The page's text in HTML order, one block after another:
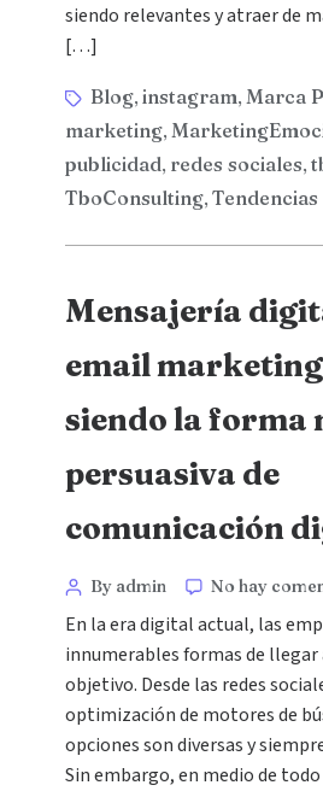
siendo relevantes y atraer de
[…]
Blog,instagram,Marca
marketing,
publicidad, redes sociales,
TboConsulting,Tendencias
Mensajería
email
siendo la forma
persuasiva de
comunicación
By admin No hay
En la era digital actual, las
innumerables formas de llegar
objetivo. Desde las redes
optimización de motores de
opciones son diversas y
Sin embargo, en medio de